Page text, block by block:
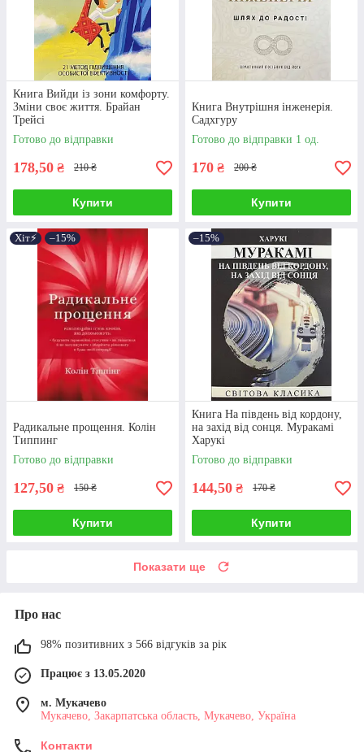
Книга Вийди із зони комфорту.
Зміни своє життя. Брайан
Трейсі
Готово до відправки
178,50 ₴ 210 ₴
Купити
Книга Внутрішня інженерія.
Садхгуру
Готово до відправки 1 од.
170 ₴ 200 ₴
Купити
Хіт⚡️ –15%
Радикальне прощення. Колін
Типпинг
Готово до відправки
127,50 ₴ 150 ₴
Купити
–15%
Книга На південь від кордону,
на захід від сонця. Муракамі
Харукі
Готово до відправки
144,50 ₴ 170 ₴
Купити
Показати ще
Про нас
98% позитивних з 566 відгуків за рік
Працює з 13.05.2020
м. Мукачево
Мукачево, Закарпатська область, Мукачево, Україна
Контакти